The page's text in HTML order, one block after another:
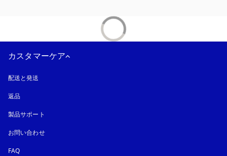
カスタマーケア
配送と発送
返品
製品サポート
お問い合わせ
FAQ